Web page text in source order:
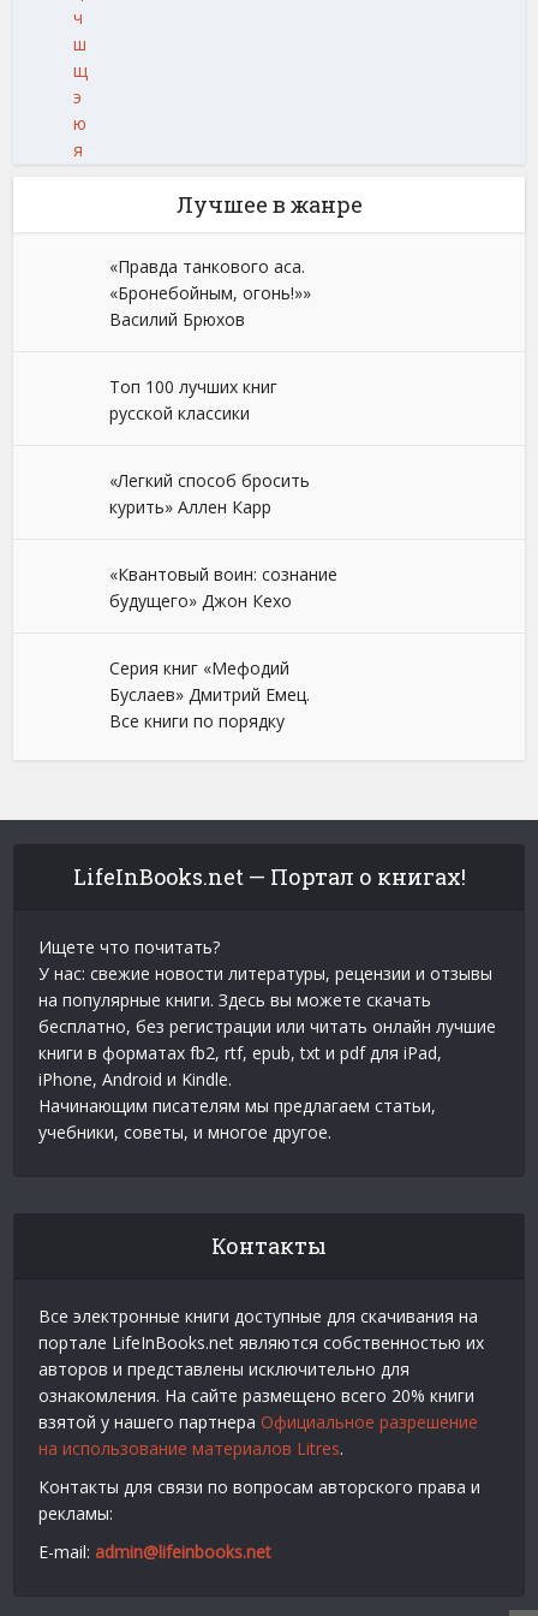
ч
ш
щ
э
ю
я
Лучшее в жанре
«Правда танкового аса.
«Бронебойным, огонь!»»
Василий Брюхов
Топ 100 лучших книг
русской классики
«Легкий способ бросить
курить» Аллен Карр
«Квантовый воин: сознание
будущего» Джон Кехо
Серия книг «Мефодий
Буслаев» Дмитрий Емец.
Все книги по порядку
LifeInBooks.net — Портал о книгах!
Ищете что почитать?
У нас: свежие новости литературы, рецензии и отзывы
на популярные книги. Здесь вы можете скачать
бесплатно, без регистрации или читать онлайн лучшие
книги в форматах fb2, rtf, epub, txt и pdf для iPad,
iPhone, Android и Kindle.
Начинающим писателям мы предлагаем статьи,
учебники, советы, и многое другое.
Контакты
Все электронные книги доступные для скачивания на
портале LifeInBooks.net являются собственностью их
авторов и представлены исключительно для
ознакомления. На сайте размещено всего 20% книги
взятой у нашего партнера Официальное разрешение
на использование материалов Litres.
Контакты для связи по вопросам авторского права и
рекламы:
E-mail: admin@lifeinbooks.net